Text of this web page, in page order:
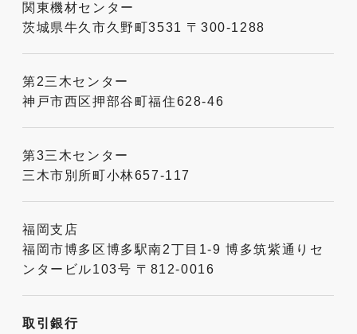
関東機材センター
茨城県牛久市久野町3531 〒300-1288
第2三木センター
神戸市西区押部谷町福住628-46
第3三木センター
三木市別所町小林657-117
福岡支店
福岡市博多区博多駅南2丁目1-9 博多筑紫通りセ
ンタービル103号 〒812-0016
取引銀行